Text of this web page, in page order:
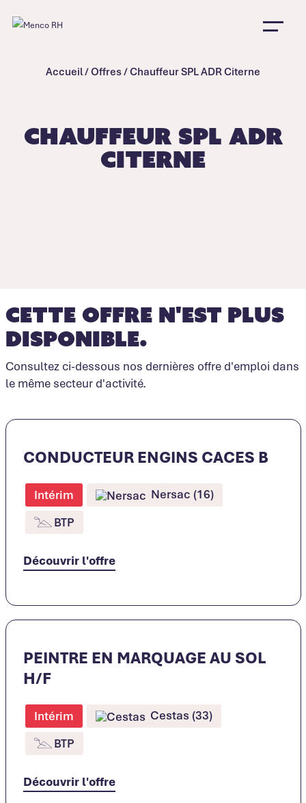
Accueil/Offres/Chauffeur SPL ADR Citerne
Chauffeur SPL ADR
Citerne
Cette offre n'est plus
disponible.
Consultez ci-dessous nos dernières offre d'emploi dans
le même secteur d'activité.
CONDUCTEUR ENGINS CACES B
Intérim
Nersac (16)
BTP
Découvrir l'offre
PEINTRE EN MARQUAGE AU SOL
H/F
Intérim
Cestas (33)
BTP
Découvrir l'offre